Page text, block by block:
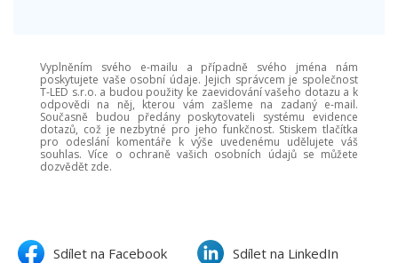
Vyplněním svého e-mailu a případně svého jména nám
poskytujete vaše osobní údaje. Jejich správcem je společnost
T-LED s.r.o. a budou použity ke zaevidování vašeho dotazu a k
odpovědi na něj, kterou vám zašleme na zadaný e-mail.
Současně budou předány poskytovateli systému evidence
dotazů, což je nezbytné pro jeho funkčnost. Stiskem tlačítka
pro odeslání komentáře k výše uvedenému udělujete váš
souhlas. Více o ochraně vašich osobních údajů se můžete
dozvědět zde.
Sdílet na Facebook Sdílet na LinkedIn